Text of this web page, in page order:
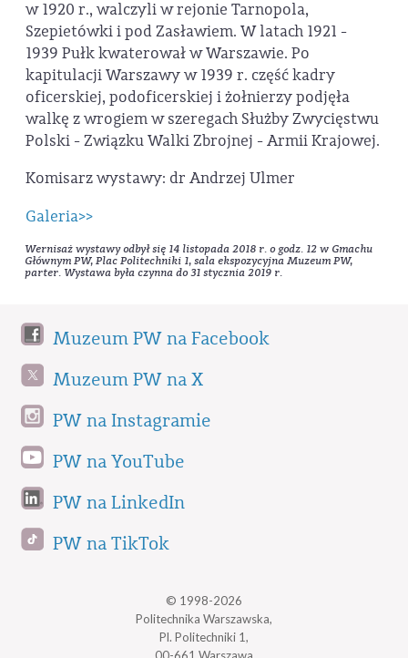
w 1920 r., walczyli w rejonie Tarnopola,
Szepietówki i pod Zasławiem. W latach 1921 -
1939 Pułk kwaterował w Warszawie. Po
kapitulacji Warszawy w 1939 r. część kadry
oficerskiej, podoficerskiej i żołnierzy podjęła
walkę z wrogiem w szeregach Służby Zwycięstwu
Polski - Związku Walki Zbrojnej - Armii Krajowej.
Komisarz wystawy: dr Andrzej Ulmer
Galeria>>
Wernisaż wystawy odbył się 14 listopada 2018 r. o godz. 12 w Gmachu
Głównym PW, Plac Politechniki 1, sala ekspozycyjna Muzeum PW,
parter. Wystawa była czynna do 31 stycznia 2019 r.
Muzeum PW na Facebook
Muzeum PW na X
PW na Instagramie
PW na YouTube
PW na LinkedIn
PW na TikTok
© 1998-2026
Politechnika Warszawska,
Pl. Politechniki 1,
00-661 Warszawa